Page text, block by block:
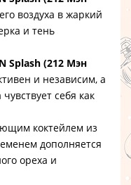
воздуха в жаркий
и тень
Splash (212 Мэн
и независим, а
себя как
коктейлем из
дополняется
ореха и